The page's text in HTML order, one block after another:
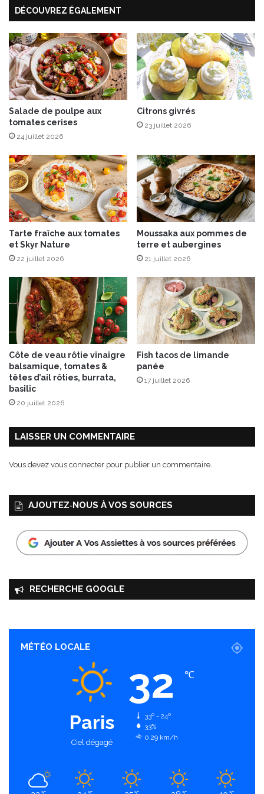
r
u
s
t
a
c
é
s
u
b
a
c
o
n
DÉCOUVREZ ÉGALEMENT
Salade de poulpe aux
tomates cerises
24 juillet 2026
Citrons givrés
23 juillet 2026
Tarte fraîche aux tomates
et Skyr Nature
22 juillet 2026
Moussaka aux pommes de
terre et aubergines
21 juillet 2026
Côte de veau rôtie vinaigre
balsamique, tomates &
têtes d’ail rôties, burrata,
basilic
20 juillet 2026
Fish tacos de limande
panée
17 juillet 2026
LAISSER UN COMMENTAIRE
Vous devez vous connecter pour publier un commentaire.
AJOUTEZ‑NOUS À VOS SOURCES
RECHERCHE GOOGLE
MÉTÉO LOCALE
Paris
Ciel dégagé
32 ℃
33º - 24º
33%
0.29 km/h